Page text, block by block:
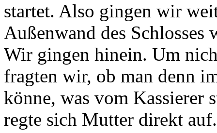
startet. Also gingen wir
Außenwand des Schlosses
Wir gingen hinein. Um
fragten wir, ob man denn
könne, was vom Kassierer
regte sich Mutter direkt